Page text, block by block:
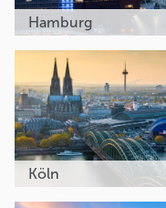
Hamburg
Köln